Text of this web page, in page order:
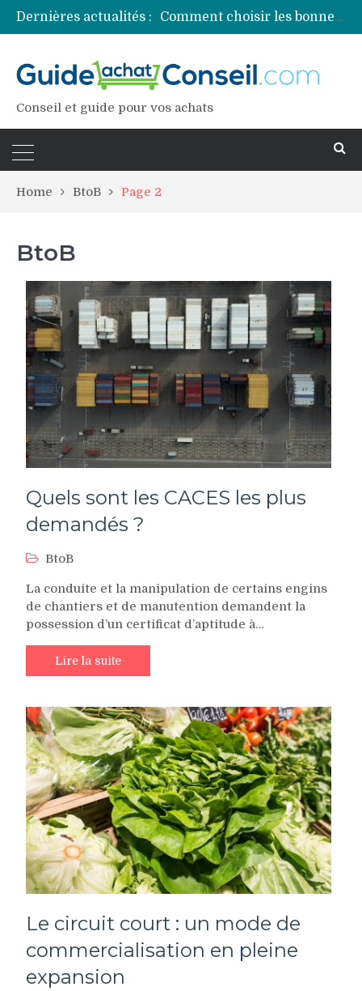
Dernières actualités :
Comment choisir les bonnes couleurs pour un projet tie and dye ?
Comment préparer sa piscine pour une période prolongée d’inutilisation ?
Conseil et guide pour vos achats
Home BtoB Page 2
BtoB
Quels sont les CACES les plus
demandés ?
BtoB
La conduite et la manipulation de certains engins
de chantiers et de manutention demandent la
possession d’un certificat d’aptitude à…
Lire la suite
Le circuit court : un mode de
commercialisation en pleine
expansion